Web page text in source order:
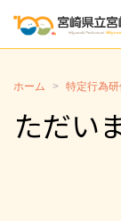
ホーム > 特定行為
ただい